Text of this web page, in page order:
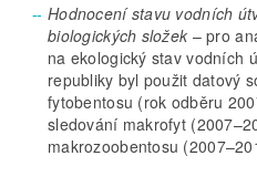
Hodnocení stavu vodních
biologických složek – pro
na ekologický stav vodních
republiky byl použit datový
fytobentosu (rok odběru
sledování makrofyt
makrozoobentosu